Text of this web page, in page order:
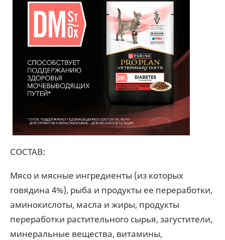
СОСТАВ:
Мясо и мясные ингредиенты (из которых
говядина 4%), рыба и продукты ее переработки,
аминокислоты, масла и жиры, продукты
переработки растительного сырья, загустители,
минеральные вещества, витамины,